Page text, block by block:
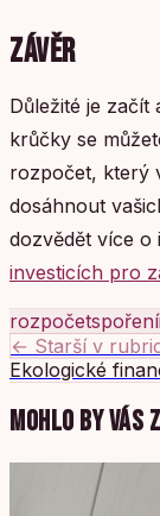
ZÁVĚR
Důležité je začít
krůčky se
rozpočet, který
dosáhnout
dozvědět více o
investicích pro
rozpočetspoření
← Starší v
Ekologické
MOHLO BY VÁS